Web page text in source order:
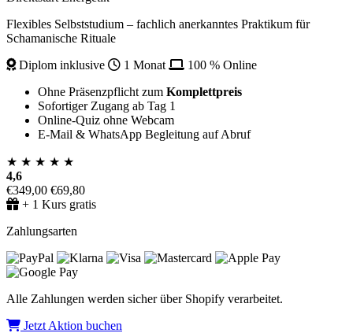
Flexibles Selbststudium – fachlich anerkanntes Praktikum für
Schamanische Rituale
Diplom inklusive
1 Monat
100 % Online
Ohne Präsenzpflicht zum Komplettpreis
Sofortiger Zugang ab Tag 1
Online-Quiz ohne Webcam
E-Mail & WhatsApp Begleitung auf Abruf
★ ★ ★ ★ ★
4,6
€349,00 €69,80
+ 1 Kurs gratis
Zahlungsarten
Alle Zahlungen werden sicher über Shopify verarbeitet.
Jetzt Aktion buchen